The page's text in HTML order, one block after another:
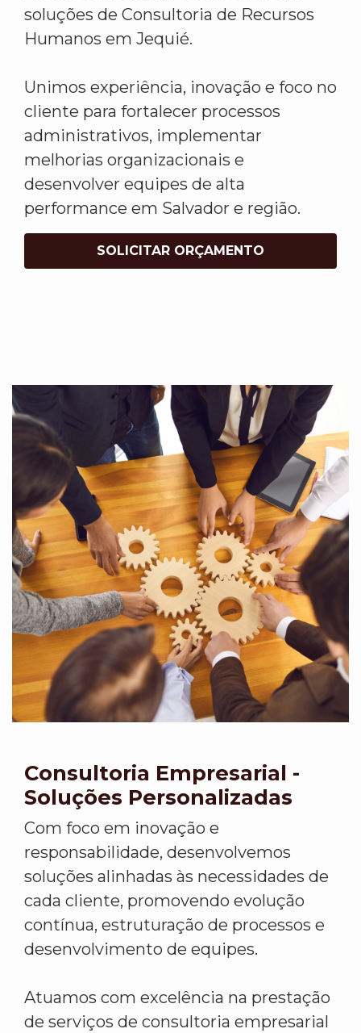
soluções de Consultoria de Recursos
Humanos em Jequié.
Unimos experiência, inovação e foco no
cliente para fortalecer processos
administrativos, implementar
melhorias organizacionais e
desenvolver equipes de alta
performance em Salvador e região.
SOLICITAR ORÇAMENTO
Consultoria Empresarial -
Soluções Personalizadas
Com foco em inovação e
responsabilidade, desenvolvemos
soluções alinhadas às necessidades de
cada cliente, promovendo evolução
contínua, estruturação de processos e
desenvolvimento de equipes.
Atuamos com excelência na prestação
de serviços de consultoria empresarial